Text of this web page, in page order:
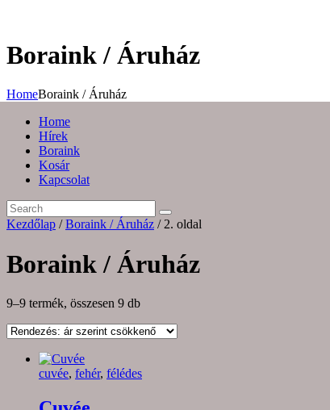
Boraink / Áruház
HomeBoraink / Áruház
Home
Hírek
Boraink
Kosár
Kapcsolat
Kezdőlap /Boraink / Áruház / 2. oldal
Boraink / Áruház
9–9 termék, összesen 9 dbSorted
price:
low
cuvée, fehér, félédes